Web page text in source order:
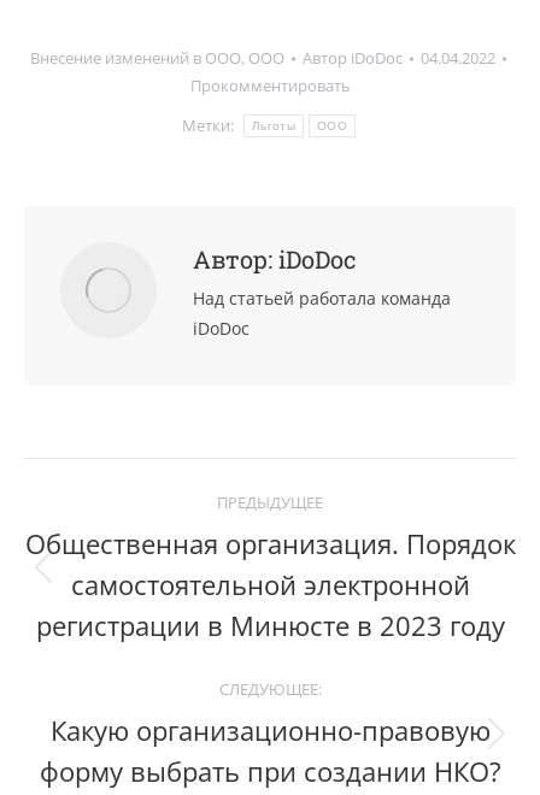
Внесение изменений в ООО, ООО Автор iDoDoc
04.04.2022
Прокомментировать
Метки:
Льготы ООО
Автор:iDoDoc
Над статьей работала команда
iDoDoc
navigation
ПРЕДЫДУЩЕЕ
Previous
Общественная организация. Порядок
самостоятельной электронной
регистрации в Минюсте в 2023 году
СЛЕДУЮЩЕЕ:
Следующий
пост:
Какую организационно-правовую
форму выбрать при создании НКО?